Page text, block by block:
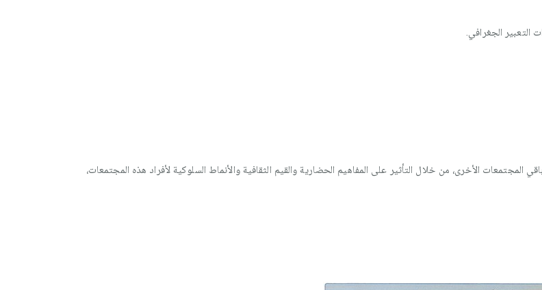
الجغرافي.
المجتمعات الأخرى، من خلال التأثير على المفاهيم الحضارية والقيم الثقافية والأنماط السلوكية لأفراد هذه المجتمعات،